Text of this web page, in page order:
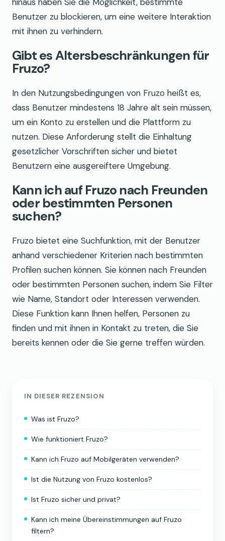
Benutzer zu blockieren, um eine weitere Interaktion
mit ihnen zu verhindern.
Gibt es Altersbeschränkungen für
Fruzo?
In den Nutzungsbedingungen von Fruzo heißt es,
dass Benutzer mindestens 18 Jahre alt sein müssen,
um ein Konto zu erstellen und die Plattform zu
nutzen. Diese Anforderung stellt die Einhaltung
gesetzlicher Vorschriften sicher und bietet
Benutzern eine ausgereiftere Umgebung.
Kann ich auf Fruzo nach Freunden
oder bestimmten Personen
suchen?
Fruzo bietet eine Suchfunktion, mit der Benutzer
anhand verschiedener Kriterien nach bestimmten
Profilen suchen können. Sie können nach Freunden
oder bestimmten Personen suchen, indem Sie Filter
wie Name, Standort oder Interessen verwenden.
Diese Funktion kann Ihnen helfen, Personen zu
finden und mit ihnen in Kontakt zu treten, die Sie
bereits kennen oder die Sie gerne treffen würden.
IN DIESER REZENSION
Was ist Fruzo?
Wie funktioniert Fruzo?
Kann ich Fruzo auf Mobilgeräten verwenden?
Ist die Nutzung von Fruzo kostenlos?
Ist Fruzo sicher und privat?
Kann ich meine Übereinstimmungen auf Fruzo
filtern?